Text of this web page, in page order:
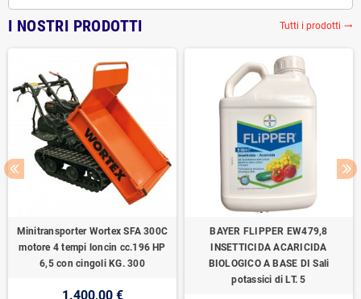
I NOSTRI PRODOTTI Tutti i prodotti trending_flat
Minitransporter Wortex SFA 300C
motore 4 tempi loncin cc.196 HP
6,5 con cingoli KG. 300
1.400,00 €
BAYER FLIPPER EW479,8
INSETTICIDA ACARICIDA
BIOLOGICO A BASE DI Sali
potassici di LT. 5